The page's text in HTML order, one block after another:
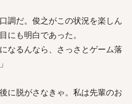
調だ。俊之がこの状況を楽しん
にも明白であった。
なるんなら、さっさとゲーム落
に脱がさなきゃ。私は先輩のお